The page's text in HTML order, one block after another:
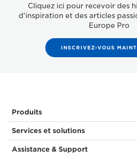
Cliquez ici pour recevoir des
d'inspiration et des articles
Europe Pro
INSCRIVEZ-VOUS
Produits
Services et solutions
Assistance & Support